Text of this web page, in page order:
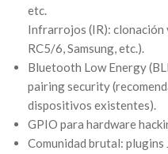
etc.
Infrarrojos (IR): clonación
RC5/6, Samsung, etc.).
Bluetooth Low Energy
pairing security
dispositivos existentes).
GPIO para hardware
Comunidad brutal: plugins